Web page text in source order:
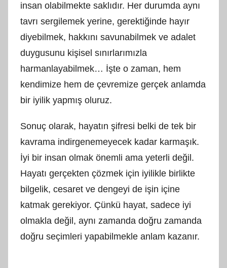
insan olabilmekte saklıdır. Her durumda aynı
tavrı sergilemek yerine, gerektiğinde hayır
diyebilmek, hakkını savunabilmek ve adalet
duygusunu kişisel sınırlarımızla
harmanlayabilmek… İşte o zaman, hem
kendimize hem de çevremize gerçek anlamda
bir iyilik yapmış oluruz.
Sonuç olarak, hayatın şifresi belki de tek bir
kavrama indirgenemeyecek kadar karmaşık.
İyi bir insan olmak önemli ama yeterli değil.
Hayatı gerçekten çözmek için iyilikle birlikte
bilgelik, cesaret ve dengeyi de işin içine
katmak gerekiyor. Çünkü hayat, sadece iyi
olmakla değil, aynı zamanda doğru zamanda
doğru seçimleri yapabilmekle anlam kazanır.